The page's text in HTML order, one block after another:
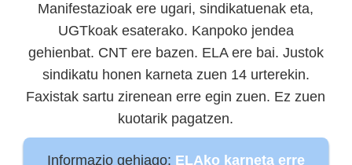
Manifestazioak ere ugari, sindikatuenak eta,
UGTkoak esaterako. Kanpoko jendea
gehienbat. CNT ere bazen. ELA ere bai. Justok
sindikatu honen karneta zuen 14 urterekin.
Faxistak sartu zirenean erre egin zuen. Ez zuen
kuotarik pagatzen.
Informazio gehiago: ELAko karneta erre